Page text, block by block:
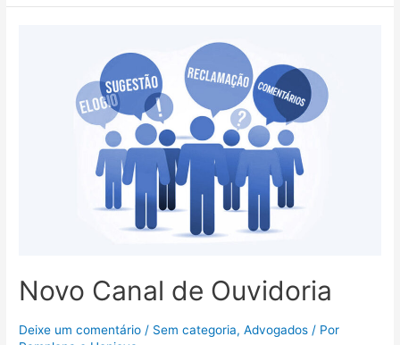
Novo Canal de Ouvidoria
Deixe um comentário / Sem categoria,Advogados / Por